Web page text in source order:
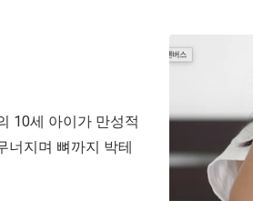
10세 아이가 만성적
너지며 뼈까지 박테